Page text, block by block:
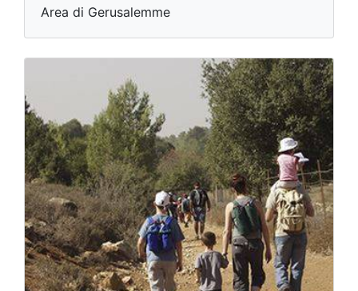
Area di Gerusalemme